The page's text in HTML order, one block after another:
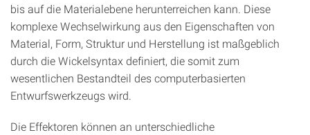
bis auf die Materialebene herunterreichen kann. Diese
komplexe Wechselwirkung aus den Eigenschaften von
Material, Form, Struktur und Herstellung ist maßgeblich
durch die Wickelsyntax definiert, die somit zum
wesentlichen Bestandteil des computerbasierten
Entwurfswerkzeugs wird.
Die Effektoren können an unterschiedliche